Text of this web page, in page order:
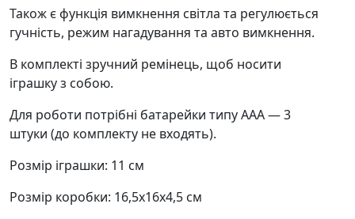
Також є функція вимкнення світла та регулюється
гучність, режим нагадування та авто вимкнення.
В комплекті зручний ремінець, щоб носити
іграшку з собою.
Для роботи потрібні батарейки типу ААА — 3
штуки (до комплекту не входять).
Розмір іграшки: 11 см
Розмір коробки: 16,5х16х4,5 см